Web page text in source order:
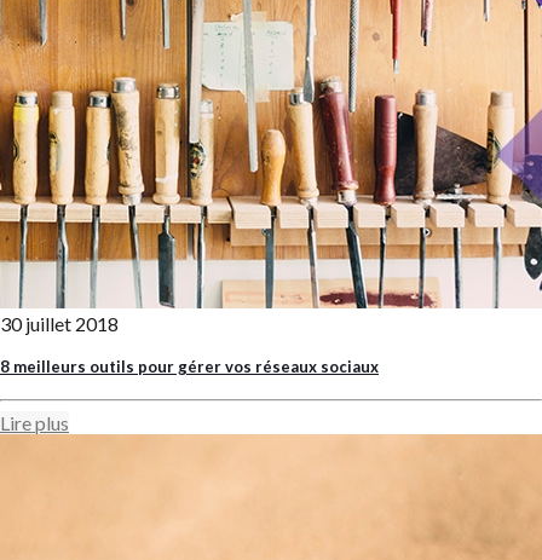
30 juillet 2018
8 meilleurs outils pour gérer vos réseaux sociaux
Lire plus